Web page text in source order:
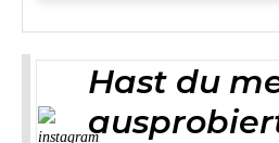
Hast du